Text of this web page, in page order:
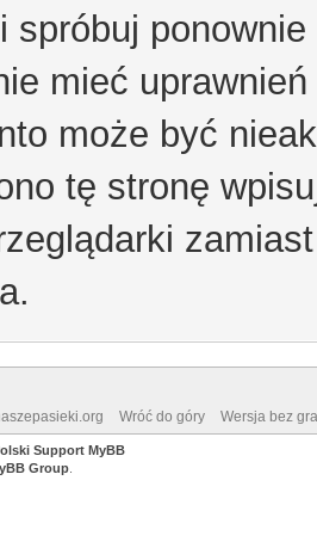
spróbuj ponownie
mieć
może być
tę stronę
Wróć do góry Wersja bez
Support MyBB
Group